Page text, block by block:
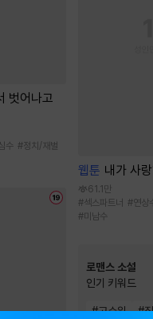
벗어나고
수 #정치/재벌
웹툰 내가 사
61.1만
#섹스파트너 #연상
#미남수
로맨스 소설
인기 키워드
#고수위 #